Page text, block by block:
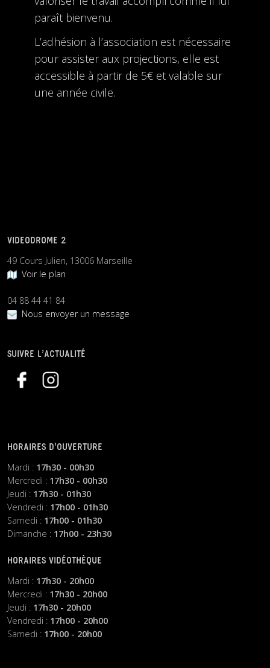
paraît bienvenu.
L’adhésion à l’association est nécessaire
pour assister aux projections, elle est
accessible à partir de 5€ et valable sur
une année civile.
VIDEODROME 2
49 Cours Julien, 13006 Marseille
Voir le plan
04 88 44 41 84
Nous envoyer un message
SUIVRE L’ACTUALITÉ
HORAIRES D’OUVERTURE
Mardi : 17h30 - 00h30
Mercredi : 17h30 - 00h30
Jeudi : 17h30 - 01h30
Vendredi : 17h00 - 01h30
Samedi : 17h00 - 01h30
Dimanche : 17h00 - 23h30
HORAIRES VIDÉOTHÈQUE
Mardi : 17h30 - 20h00
Mercredi : 17h30 - 20h00
Jeudi : 17h30 - 20h00
Vendredi : 17h00 - 20h00
Samedi : 17h00 - 20h00